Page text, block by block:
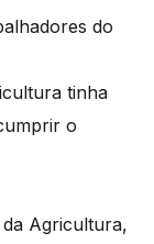
do
tinha
o
Agricultura,